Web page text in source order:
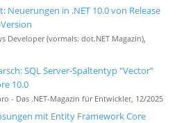
Neuerungen in .NET 10.0 von Release
Developer (vormals: dot.NET Magazin),
SQL Server-Spaltentyp "Vector"
10.0
- Das .NET-Magazin für Entwickler, 12/2025
mit Entity Framework Core